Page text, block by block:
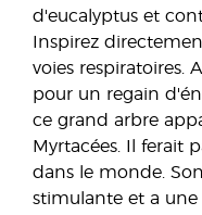
d'eucalyptus et
Inspirez
voies respiratoires.
pour un regain
ce grand arbre
Myrtacées. Il ferait
dans le monde.
stimulante et a